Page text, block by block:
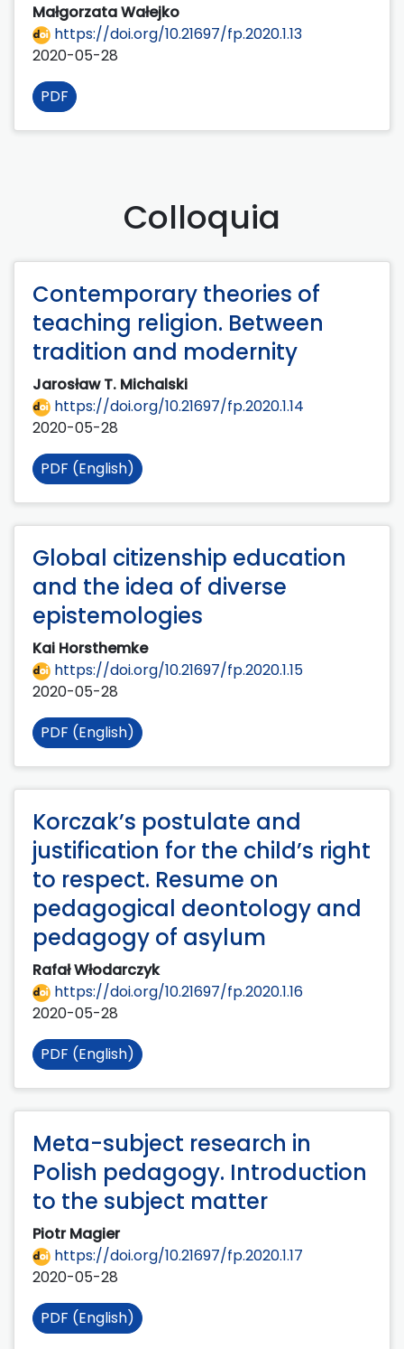
Małgorzata Wałejko
https://doi.org/10.21697/fp.2020.1.13
2020-05-28
PDF
Colloquia
Contemporary theories of
teaching religion. Between
tradition and modernity
Jarosław T. Michalski
https://doi.org/10.21697/fp.2020.1.14
2020-05-28
PDF (English)
Global citizenship education
and the idea of diverse
epistemologies
Kai Horsthemke
https://doi.org/10.21697/fp.2020.1.15
2020-05-28
PDF (English)
Korczak’s postulate and
justification for the child’s right
to respect. Resume on
pedagogical deontology and
pedagogy of asylum
Rafał Włodarczyk
https://doi.org/10.21697/fp.2020.1.16
2020-05-28
PDF (English)
Meta-subject research in
Polish pedagogy. Introduction
to the subject matter
Piotr Magier
https://doi.org/10.21697/fp.2020.1.17
2020-05-28
PDF (English)